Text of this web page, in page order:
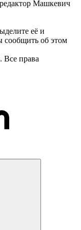
Машкевич
её и
об этом
Все права